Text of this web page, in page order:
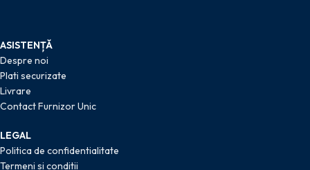
ASISTENȚĂ
Despre noi
Plati securizate
Livrare
Contact Furnizor Unic
LEGAL
Politica de confidentialitate
Termeni si conditii